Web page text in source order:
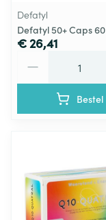
Defatyl
Defatyl 50+ Caps 60
€ 26,41
Bestel